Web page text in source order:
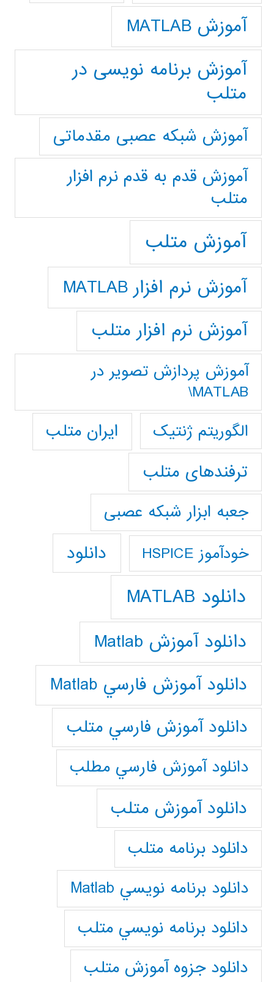
آموزش MATLAB
آموزش برنامه نویسی در
متلب
آموزش شبکه عصبی مقدماتی
آموزش قدم به قدم نرم افزار
متلب
آموزش متلب
آموزش نرم افزار MATLAB
آموزش نرم افزار متلب
آموزش پردازش تصوير در
MATLAB\
الگوریتم ژنتیک
ایران متلب
ترفندهای متلب
جعبه ابزار شبکه عصبی
خودآموز HSPICE دانلود
دانلود MATLAB
دانلود آموزش Matlab
دانلود آموزش فارسي Matlab
دانلود آموزش فارسي متلب
دانلود آموزش فارسي مطلب
دانلود آموزش متلب
دانلود برنامه متلب
دانلود برنامه نويسي Matlab
دانلود برنامه نويسي متلب
دانلود جزوه آموزش متلب